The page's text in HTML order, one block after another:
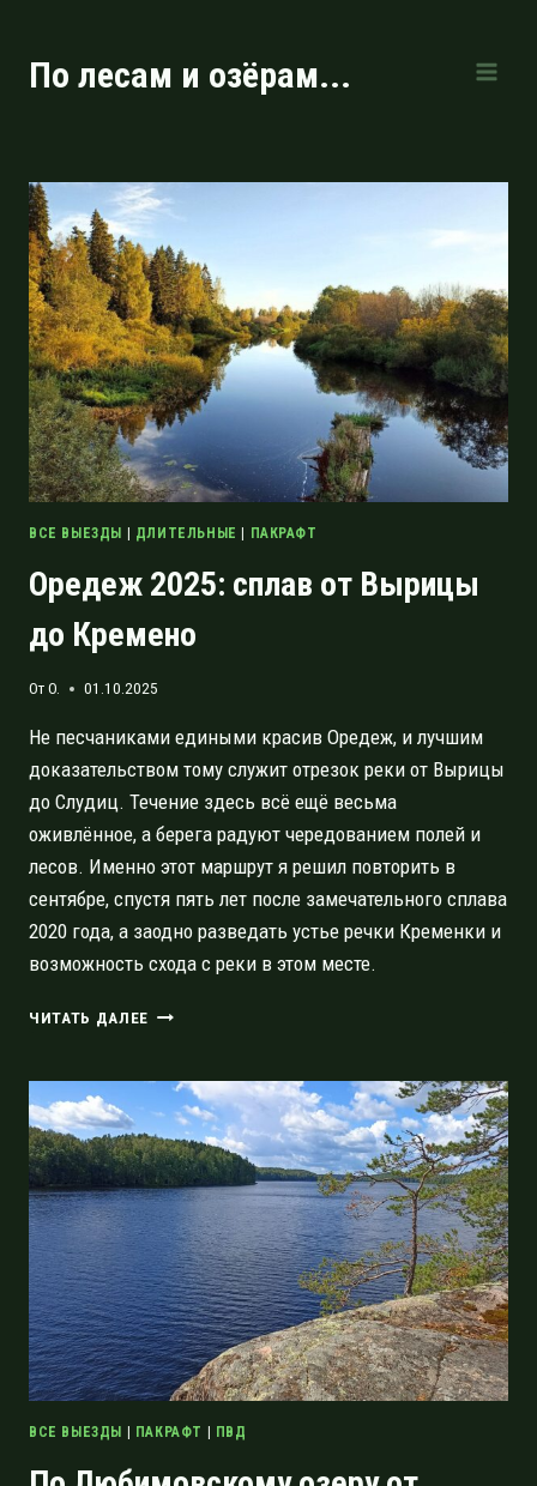
содержимому
По лесам и озёрам...
ВСЕ ВЫЕЗДЫ | ДЛИТЕЛЬНЫЕ | ПАКРАФТ
Оредеж 2025: сплав от Вырицы
до Кремено
ОтO. 01.10.2025
Не песчаниками едиными красив Оредеж, и лучшим
доказательством тому служит отрезок реки от Вырицы
до Слудиц. Течение здесь всё ещё весьма
оживлённое, а берега радуют чередованием полей и
лесов. Именно этот маршрут я решил повторить в
сентябре, спустя пять лет после замечательного сплава
2020 года, а заодно разведать устье речки Кременки и
возможность схода с реки в этом месте.
ЧИТАТЬ ДАЛЕЕ ОРЕДЕЖ
ОТ
ВЫРИЦЫ
ДО
КРЕМЕНО
ВСЕ ВЫЕЗДЫ | ПАКРАФТ | ПВД